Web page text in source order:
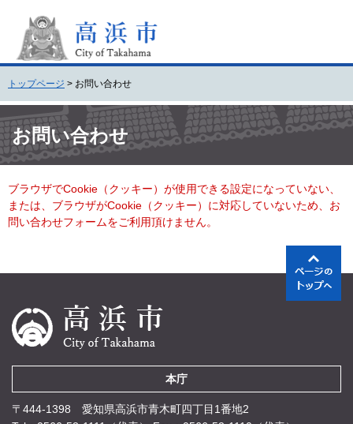
頭
で
す
。
飛
ば
し
て
本
へ
トップページ > お問い合わせ
文 お問い合わせ
ブラウザでCookie（クッキー）が使用できる設定になっていない、
または、ブラウザがCookie（クッキー）に対応していないため、お
問い合わせフォームをご利用頂けません。
本庁
〒444-1398 愛知県高浜市青木町四丁目1番地2